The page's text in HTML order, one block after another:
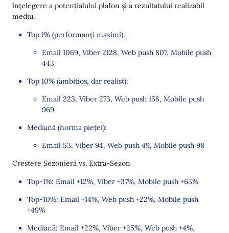
înțelegere a potențialului plafon și a rezultatului realizabil
mediu.
Top 1% (performanți maximi):
Email 1069, Viber 2128, Web push 807, Mobile push
443
Top 10% (ambițios, dar realist):
Email 223, Viber 273, Web push 158, Mobile push
969
Mediană (norma pieței):
Email 53, Viber 94, Web push 49, Mobile push 98
Crestere Sezonieră vs. Extra-Sezon
Top-1%: Email +12%, Viber +37%, Mobile push +63%
Top-10%: Email +14%, Web push +22%, Mobile push
+49%
Mediană: Email +22%, Viber +25%, Web push +4%,